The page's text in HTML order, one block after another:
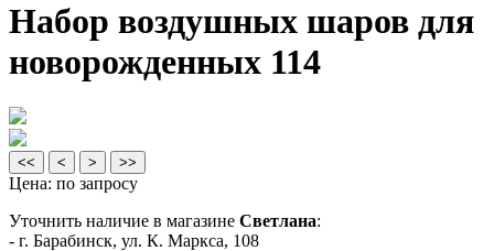
Набор воздушных шаров для
новорожденных 114
<< < > >>
Цена: по запросу
Уточнить наличие в магазине Светлана:
- г. Барабинск, ул. К. Маркса, 108